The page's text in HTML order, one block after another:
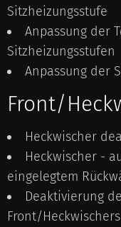
Sitzheizungsstufe
Anpassung der
Sitzheizungsstufen
Anpassung der
Front/
Heckwischer
Heckwischer -
eingelegtem
Deaktivierung
Front/Heckwischers